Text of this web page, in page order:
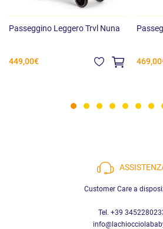
Cosa include:
Telaio con ruote
Cappottina solare
Passeggino Leggero Trvl Nuna
449,00€
Customer Care a
Tel. +39